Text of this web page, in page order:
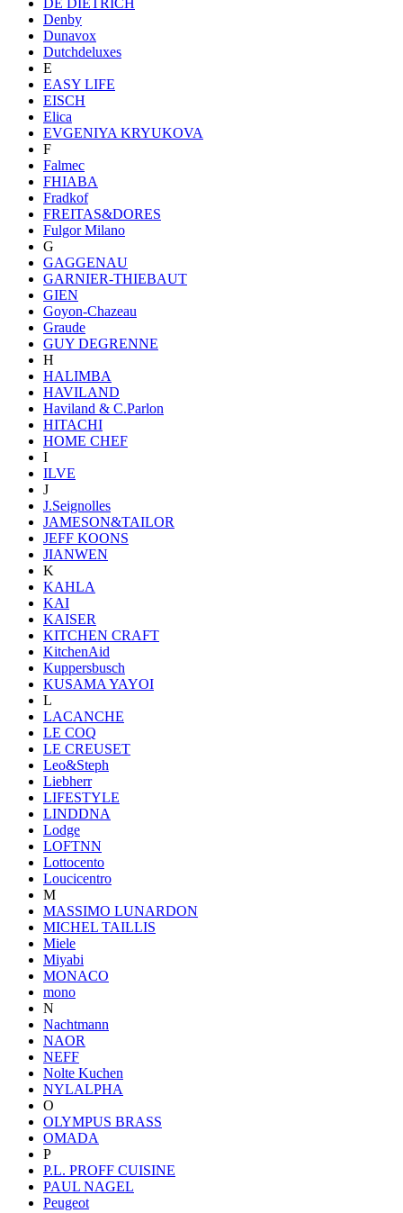
Denby
Dunavox
Dutchdeluxes
E
EASY LIFE
EISCH
Elica
EVGENIYA KRYUKOVA
F
Falmec
FHIABA
Fradkof
FREITAS&DORES
Fulgor Milano
G
GAGGENAU
GARNIER-THIEBAUT
GIEN
Goyon-Chazeau
Graude
GUY DEGRENNE
H
HALIMBA
HAVILAND
Haviland & C.Parlon
HITACHI
HOME CHEF
I
ILVE
J
J.Seignolles
JAMESON&TAILOR
JEFF KOONS
JIANWEN
K
KAHLA
KAI
KAISER
KITCHEN CRAFT
KitchenAid
Kuppersbusch
KUSAMA YAYOI
L
LACANCHE
LE COQ
LE CREUSET
Leo&Steph
Liebherr
LIFESTYLE
LINDDNA
Lodge
LOFTNN
Lottocento
Loucicentro
M
MASSIMO LUNARDON
MICHEL TAILLIS
Miele
Miyabi
MONACO
mono
N
Nachtmann
NAOR
NEFF
Nolte Kuchen
NYLALPHA
O
OLYMPUS BRASS
OMADA
P
P.L. PROFF CUISINE
PAUL NAGEL
Peugeot